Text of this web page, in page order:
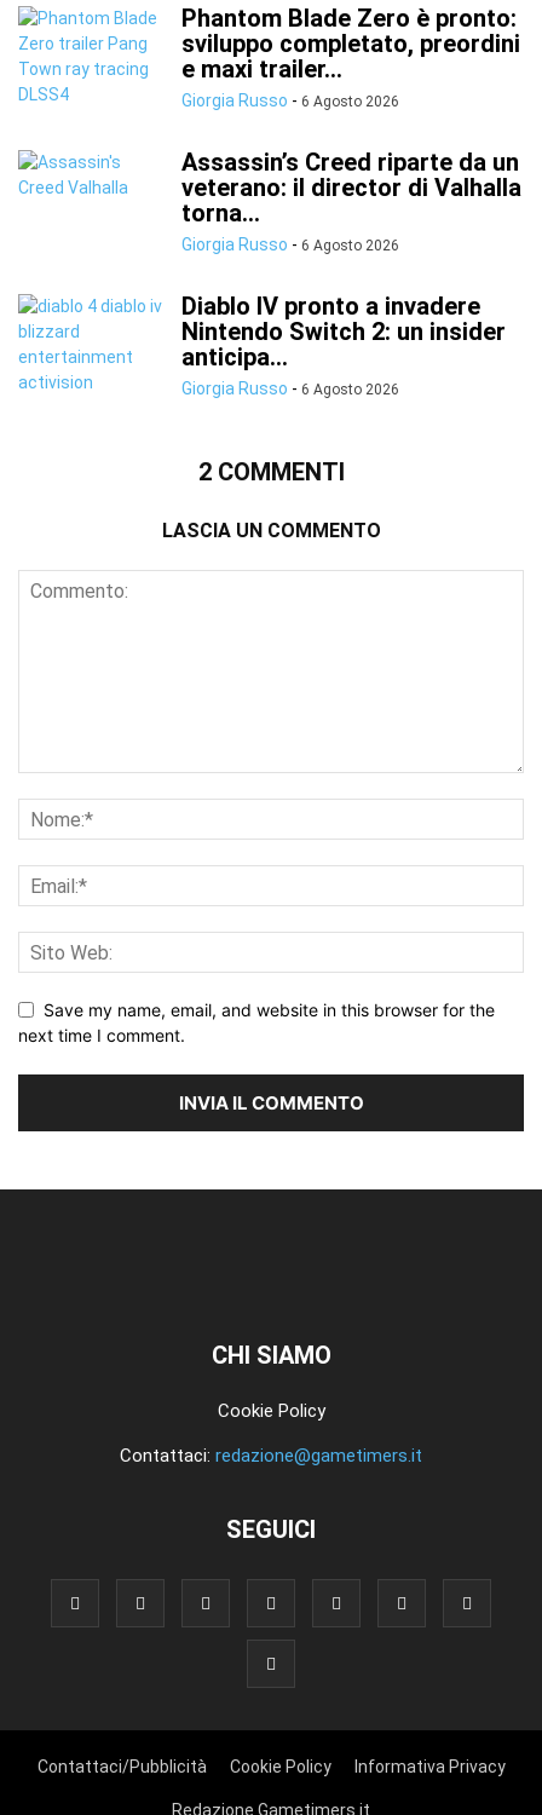
Phantom Blade Zero è pronto:
sviluppo completato, preordini
e maxi trailer...
Giorgia Russo - 6 Agosto 2026
Assassin’s Creed riparte da un
veterano: il director di Valhalla
torna...
Giorgia Russo - 6 Agosto 2026
Diablo IV pronto a invadere
Nintendo Switch 2: un insider
anticipa...
Giorgia Russo - 6 Agosto 2026
2 COMMENTI
LASCIA UN COMMENTO
Save my name, email, and website in this browser for the
next time I comment.
CHI SIAMO
Cookie Policy
Contattaci: redazione@gametimers.it
SEGUICI
Contattaci/Pubblicità Cookie Policy Informativa Privacy
Redazione Gametimers.it